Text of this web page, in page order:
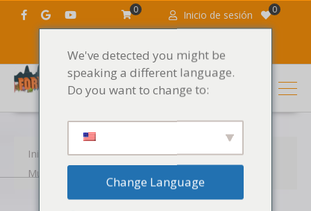
Inicio de sesión 0
0
Inicio Productos Los sonidos
Muestras
Muestras por estilo
We've detected you might be
speaking a different language.
Do you want to change to:
Change Language